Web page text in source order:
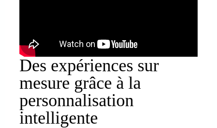
Des expériences sur
mesure grâce à la
personnalisation
intelligente